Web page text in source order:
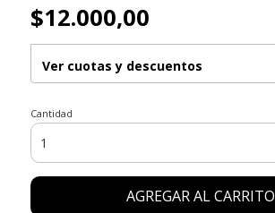
$12.000,00
Ver cuotas y descuentos
Cantidad
AGREGAR AL CARRITO